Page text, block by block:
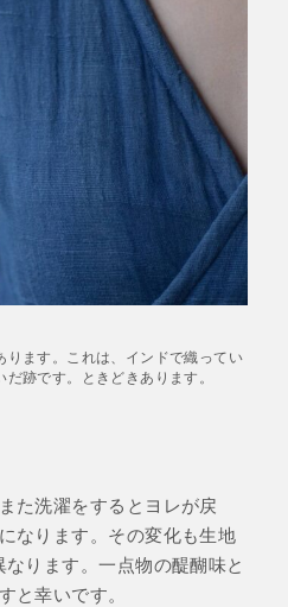
ります。これは、インドで織ってい
跡です。ときどきあります。
た洗濯をするとヨレが戻
なります。その変化も生地
ります。一点物の醍醐味と
と幸いです。